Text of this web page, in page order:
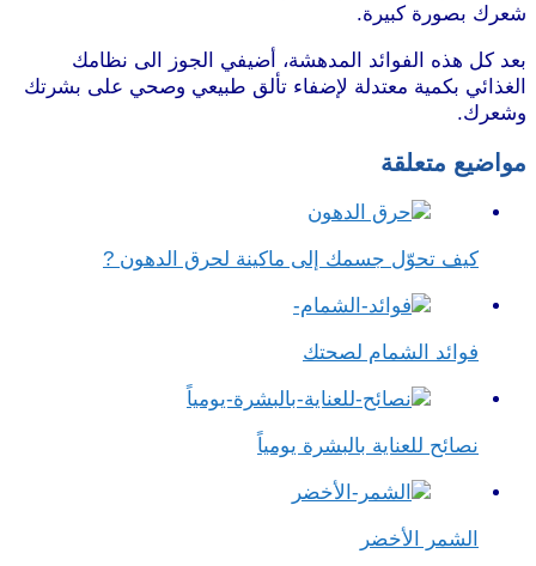
شعرك بصورة كبيرة.
بعد كل هذه الفوائد المدهشة، أضيفي الجوز الى نظامك
الغذائي بكمية معتدلة لإضفاء تألق طبيعي وصحي على بشرتك
وشعرك.
مواضيع متعلقة
كيف تحوّل جسمك إلى ماكينة لحرق الدهون ?
فوائد الشمام لصحتك
نصائح للعناية بالبشرة يومياً
الشمر الأخضر